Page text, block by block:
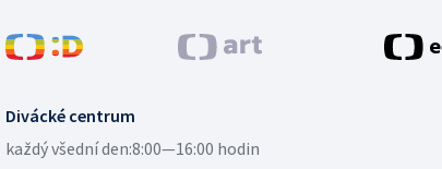
Divácké centrum
každý všední den:8:00—16:00 hodin